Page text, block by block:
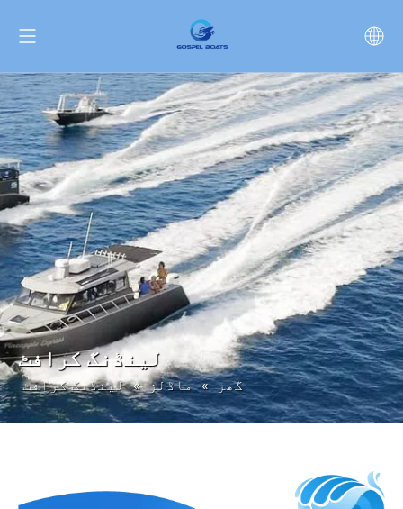
لینڈنگ کرافٹ
گھر » ماڈلز » لینڈنگ کرافٹ